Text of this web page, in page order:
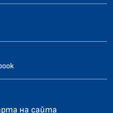
на сайта